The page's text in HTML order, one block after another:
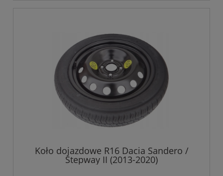
Koło dojazdowe R16 Dacia Sandero /
Stepway II (2013-2020)